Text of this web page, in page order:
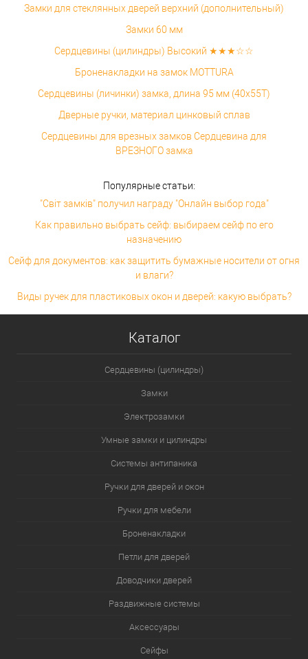
Замки для стеклянных дверей верхний (дополнительный)
Замки 60 мм
Сердцевины (цилиндры) Высокий ★★★☆☆
Броненакладки на замок MOTTURA
Сердцевины (личинки) замка, длина 95 мм (40x55T)
Дверные ручки, материал цинковый сплав
Сердцевины для врезных замков Сердцевина для
ВРЕЗНОГО замка
Популярные статьи:
"Світ замків" получил награду "Онлайн выбор года"
Как правильно выбрать сейф: выбираем сейф по его
назначению
Сейф для документов: как защитить бумажные носители от огня
и влаги?
Виды ручек для пластиковых окон и дверей: какую выбрать?
Каталог
Сердцевины (цилиндры)
Замки
Электрозамки
Умные замки и цилиндры
Системы антипаника
Ручки для дверей и окон
Ручки для мебели
Броненакладки
Петли для дверей
Доводчики дверей
Раздвижные системы
Аксессуары
Сейфы